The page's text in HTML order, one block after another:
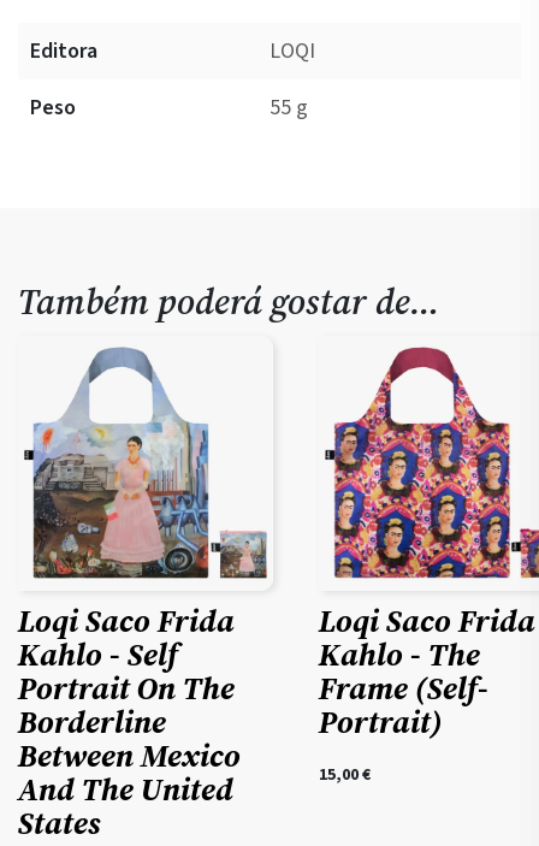
Editora
LOQI
Peso
55 g
Também poderá gostar de…
Loqi Saco Frida
Kahlo - Self
Portrait On The
Borderline
Between Mexico
And The United
States
Loqi Saco Frida
Kahlo - The
Frame (Self-
Portrait)
15,00€